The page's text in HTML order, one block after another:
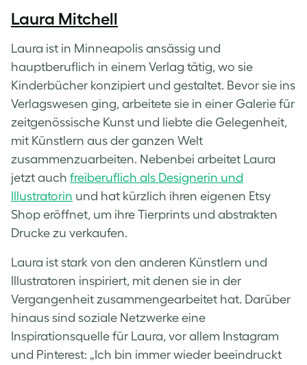
Laura Mitchell
Laura ist in Minneapolis ansässig und
hauptberuflich in einem Verlag tätig, wo sie
Kinderbücher konzipiert und gestaltet. Bevor sie ins
Verlagswesen ging, arbeitete sie in einer Galerie für
zeitgenössische Kunst und liebte die Gelegenheit,
mit Künstlern aus der ganzen Welt
zusammenzuarbeiten. Nebenbei arbeitet Laura
jetzt auch freiberuflich als Designerin und
Illustratorin und hat kürzlich ihren eigenen Etsy
Shop eröffnet, um ihre Tierprints und abstrakten
Drucke zu verkaufen.
Laura ist stark von den anderen Künstlern und
Illustratoren inspiriert, mit denen sie in der
Vergangenheit zusammengearbeitet hat. Darüber
hinaus sind soziale Netzwerke eine
Inspirationsquelle für Laura, vor allem Instagram
und Pinterest: „Ich bin immer wieder beeindruckt